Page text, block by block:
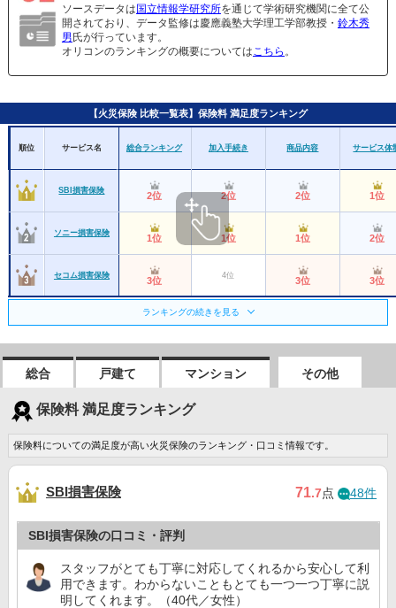
ソースデータは国立情報学研究所を通じて学術研究機関に全て公
開されており、データ監修は慶應義塾大学理工学部教授・ 鈴木秀
男氏が行っています。
オリコンのランキングの概要については こちら 。
【火災保険 比較一覧表】保険料 満足度ランキング
順位 サービス名 総合ランキング 加入手続き 商品内容 サービス体
SBI損害保険 2位 2位 2位 1位
ソニー損害保険 1位 1位 1位 2位
セコム損害保険 3位 4位 3位 3位
4位 3位
SOMPOダイレク
8位 5位
共栄火災海上保険 6位
三井住友海上火災
保険
5位 5位 7位
あいおいニッセイ
同和損害保険
9位 7位
AIG損害保険 10位
東京海上日動火災
保険
6位 7位 8位
ランキングの続きを見る
総合 戸建て マンション その他
保険料 満足度ランキング
保険料についての満足度が高い火災保険のランキング・口コミ情報です。
SBI損害保険 71.7点 48件
SBI損害保険の口コミ・評判
スタッフがとても丁寧に対応してくれるから安心して利
用できます。わからないこともとても一つ一つ丁寧に説
明してくれます。（40代／女性）